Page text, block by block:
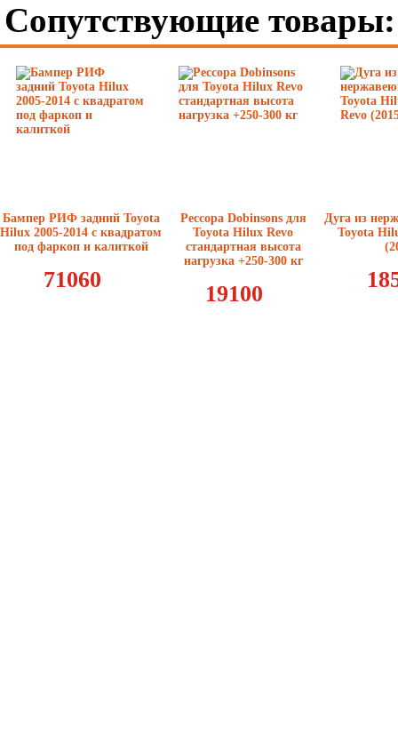
Сопутствующие товары:
Бампер РИФ задний Toyota
Hilux 2005-2014 с квадратом
под фаркоп и калиткой
71060
Рессора Dobinsons для
Toyota Hilux Revo
стандартная высота
нагрузка +250-300 кг
19100
Дуга из
Toyota